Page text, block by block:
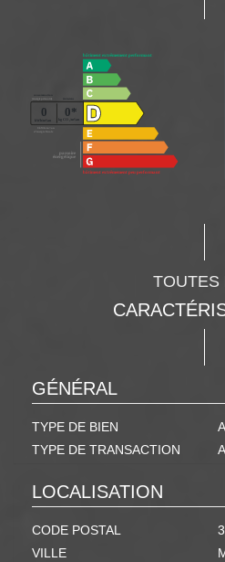
TOUTES
GÉNÉRAL
TYPE DE BIEN
TYPE DE TRANSACTION
LOCALISATION
CODE POSTAL
VILLE